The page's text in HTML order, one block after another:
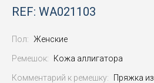
REF: WA021103
Пол: Женские
Ремешок: Кожа аллигатора
Комментарий к ремешку: Пряжка